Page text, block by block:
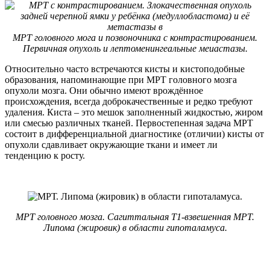
МРТ головного мога и позвоночника с контрастированием.
Первичная опухоль и лептоменингеальные меиастазы.
Относительно часто встречаются кисты и кистоподобные
образования, напоминающие при МРТ головного мозга
опухоли мозга. Они обычно имеют врождённое
происхождения, всегда доброкачественные и редко требуют
удаления. Киста – это мешок заполненный жидкостью, жиром
или смесью различных тканей. Первостепенная задача МРТ
состоит в дифференциальной диагностике (отличии) кисты от
опухоли сдавливает окружающие ткани и имеет ли
тенденцию к росту.
МРТ головного мозга. Сагиттальная Т1-взвешенная МРТ.
Липома (жировик) в области гипоталамуса.